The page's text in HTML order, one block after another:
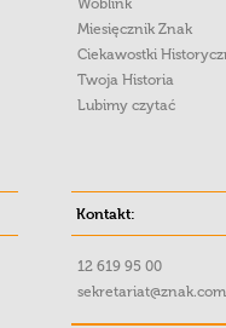
Woblink
Miesięcznik Znak
Ciekawostki
Twoja Historia
Lubimy czytać
Kontakt:
12 619 95 00